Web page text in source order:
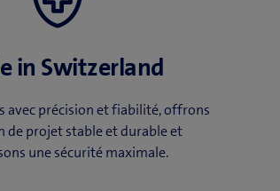
in Switzerland
avec précision et fiabilité, offrons
de projet stable et durable et
une sécurité maximale.